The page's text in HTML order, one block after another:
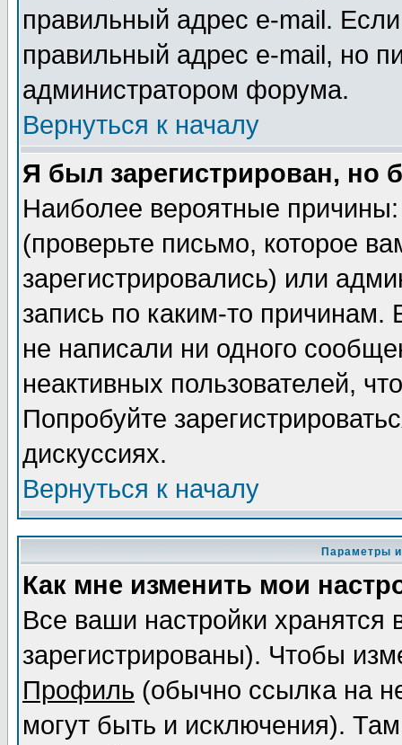
правильный адрес e-mail.
правильный адрес e-mail, но
администратором форума.
Вернуться к началу
Я был зарегистрирован, но
Наиболее вероятные
(проверьте письмо, которое
зарегистрировались) или
запись по каким-то
не написали ни одного
неактивных пользователей,
Попробуйте
дискуссиях.
Вернуться к началу
Параметры
Как мне изменить мои
Все ваши настройки
зарегистрированы). Чтобы
Профиль (обычно ссылка на
могут быть и исключения).